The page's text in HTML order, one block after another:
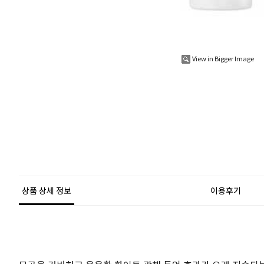
View in Bigger Image
상품 상세 정보 이용후기